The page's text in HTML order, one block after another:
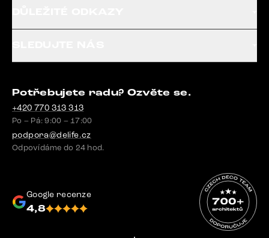
Potřebujete radu? Ozvěte se.
+420 770 313 313
Po – Pá: 9:00 – 17:00
podpora@delife.cz
Odpovídáme do 24 hod.
Google recenze
4,8